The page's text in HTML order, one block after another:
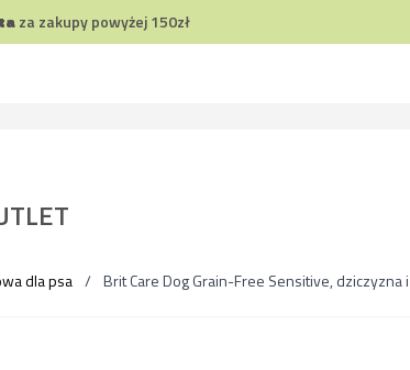
za zakupy powyżej 150zł
dla psa / Brit Care Dog Grain-Free Sensitive,